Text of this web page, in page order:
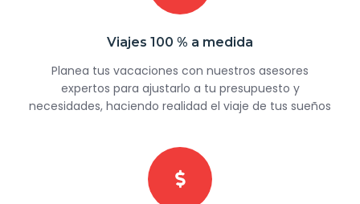
Viajes 100 % a medida
Planea tus vacaciones con nuestros asesores
expertos para ajustarlo a tu presupuesto y
necesidades, haciendo realidad el viaje de tus sueños